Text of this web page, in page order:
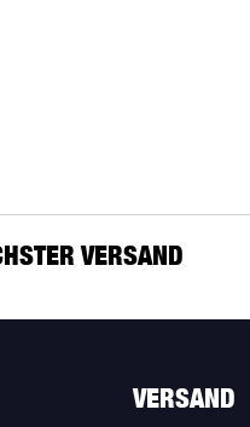
VERSAND
VERSAND